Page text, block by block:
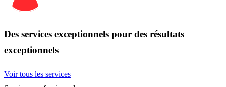
Des services exceptionnels pour des résultats
exceptionnels
Voir tous les services